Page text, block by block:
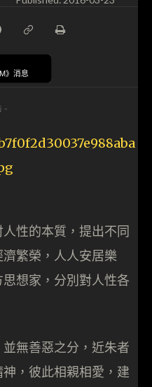
》消息
-
性的本質，提出不同
繁榮，人人安居樂
想家，分別對人性各
無善惡之分，近朱者
，彼此相親相愛，建